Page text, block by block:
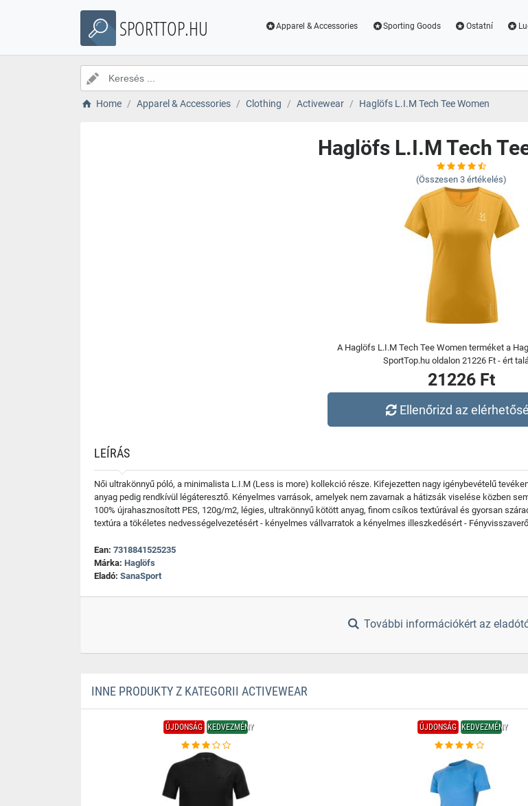
SPORTTOP.HU Apparel & Accessories Sporting Goods Ostatní
Home Apparel & Accessories Clothing Activewear Haglöfs L.I.M Tech Tee Women
Haglöfs L.I.M Tech
(Összesen 3 értékelés)
A Haglöfs L.I.M Tech Tee Women terméket a
SportTop.hu oldalon 21226 Ft - ért
21226 Ft
Ellenőrizd az
LEÍRÁS
Női ultrakönnyű póló, a minimalista L.I.M (Less is more) kollekció része. Kifejezetten nagy igénybevételű
anyag pedig rendkívül légáteresztő. Kényelmes varrások, amelyek nem zavarnak a hátizsák viselése közben
100% újrahasznosított PES, 120g/m2, légies, ultrakönnyű kötött anyag, finom csíkos textúrával és gyorsan
textúra a tökéletes nedvességelvezetésért - kényelmes vállvarratok a kényelmes illeszkedésért -
Ean: 7318841525235
Márka: Haglöfs
Eladó: SanaSport
További információkért az
INNE PRODUKTY Z KATEGORII ACTIVEWEAR
ÚJDONSÁG KEDVEZMÉNY ÚJDONSÁG KEDVEZMÉNY